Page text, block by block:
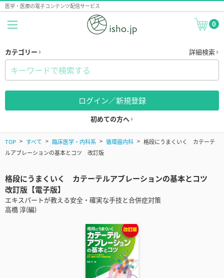
医学・医療の電子コンテンツ配信サービス
0
カテゴリー 詳細検索
ログイン／新規登録
初めての方へ
TOP すべて 臨床医学・内科系 循環器内科
格段にうまくいく カテーテ
ルアブレーションの基本とコツ 改訂版
格段にうまくいく カテーテルアブレーションの基本とコツ
改訂版【電子版】
エキスパートが教える安全・確実な手技と合併症対策
高橋 淳(編)